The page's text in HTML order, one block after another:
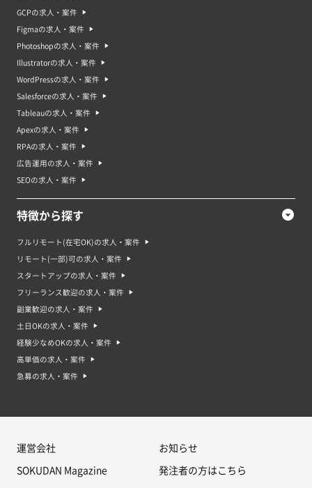
GCPの求人・案件
Figmaの求人・案件
Photoshopの求人・案件
Illustratorの求人・案件
WordPressの求人・案件
Salesforceの求人・案件
Tableauの求人・案件
Apexの求人・案件
RPAの求人・案件
広告運用の求人・案件
SEOの求人・案件
特徴から探す
フルリモート(在宅OK)の求人・案件
リモート(一部)可の求人・案件
スタートアップの求人・案件
フリーランス歓迎の求人・案件
副業歓迎の求人・案件
土日OKの求人・案件
経験少なめOKの求人・案件
高単価の求人・案件
急募の求人・案件
運営会社 お知らせ
SOKUDAN Magazine 発注者の方はこちら